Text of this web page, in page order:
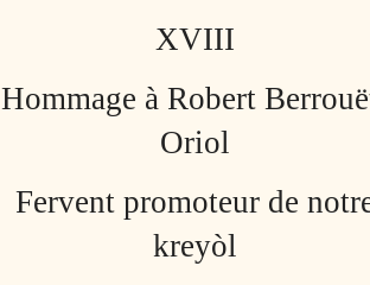
XVIII
Hommage à Robert
Oriol
Fervent promoteur de
kreyòl